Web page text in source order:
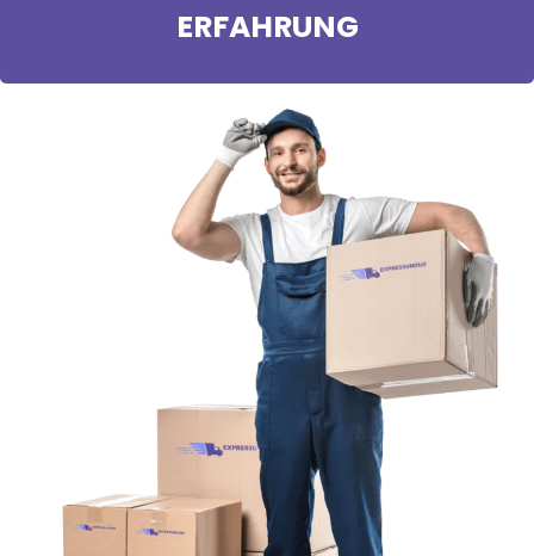
ERFAHRUNG